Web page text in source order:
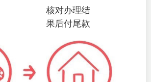
核对办理结
果后付尾款